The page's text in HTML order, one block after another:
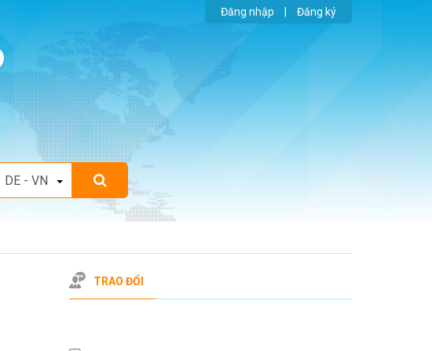
Đăng nhập Đăng ký
TRAO ĐỔI